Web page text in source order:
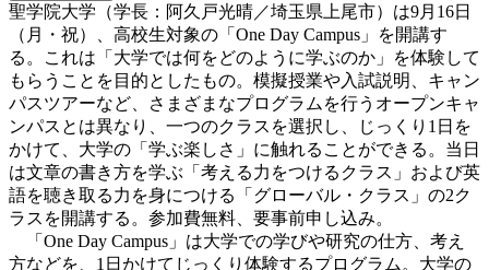
聖学院大学（学長：阿久戸光晴／埼玉県上尾市）は9月16日
（月・祝）、高校生対象の「One Day Campus」を開講す
る。これは「大学では何をどのように学ぶのか」を体験して
もらうことを目的としたもの。模擬授業や入試説明、キャン
パスツアーなど、さまざまなプログラムを行うオープンキャ
ンパスとは異なり、一つのクラスを選択し、じっくり1日を
かけて、大学の「学ぶ楽しさ」に触れることができる。当日
は文章の書き方を学ぶ「考える力をつけるクラス」および英
語を聴き取る力を身につける「グローバル・クラス」の2ク
ラスを開講する。参加費無料、要事前申し込み。
「One Day Campus」は大学での学びや研究の仕方、考え
方などを、1日かけてじっくり体験するプログラム。大学の